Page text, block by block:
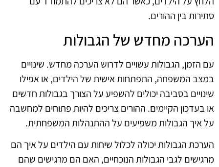
סתירות בין ההורים.
הערכה מחדש של הגבולות
עם הזמן, הגבולות עשויים לדרוש הערכה מחדש. שינויים
במצב המשפחה, התפתחות אישית של הילדים, או אפילו
שינויים בסביבה יכולים להשפיע על הצורך בגבולות חדשים
או בעדכון הקיימים. ההורים צריכים להיות פתוחים למחשבה
על איך הגבולות משפיעים על ההתנהלות המשפחתית.
הערכת הגבולות יכולה לכלול שיחות עם הילדים על איך הם
מרגישים לגבי הגבולות הנוכחיים, האם הם מרגישים שהם